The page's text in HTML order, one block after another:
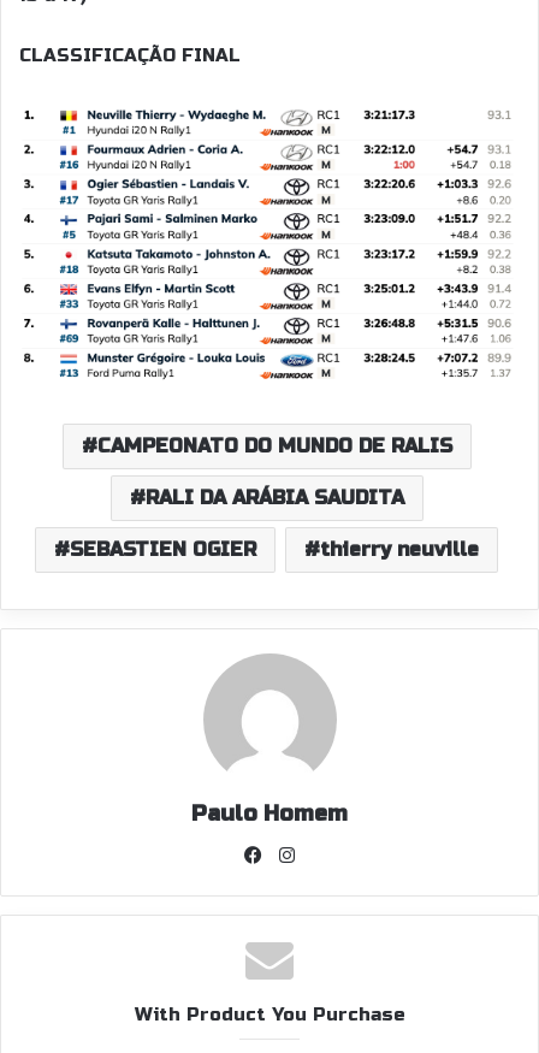
CLASSIFICAÇÃO FINAL
CAMPEONATO DO MUNDO DE RALIS
RALI DA ARÁBIA SAUDITA
SEBASTIEN OGIER thierry neuville
Paulo Homem
Facebook
With Product You Purchase